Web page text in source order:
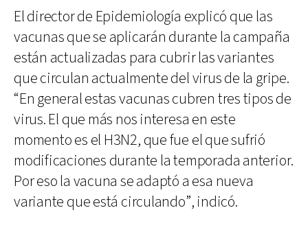
El director de Epidemiología explicó que las
vacunas que se aplicarán durante la campaña
están actualizadas para cubrir las variantes
que circulan actualmente del virus de la gripe.
“En general estas vacunas cubren tres tipos de
virus. El que más nos interesa en este
momento es el H3N2, que fue el que sufrió
modificaciones durante la temporada anterior.
Por eso la vacuna se adaptó a esa nueva
variante que está circulando”, indicó.